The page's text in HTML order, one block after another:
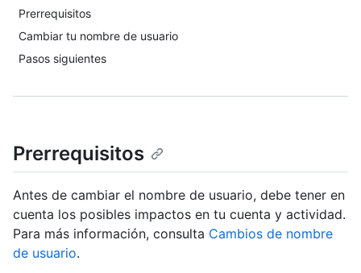
Prerrequisitos
Cambiar tu nombre de usuario
Pasos siguientes
Prerrequisitos
Antes de cambiar el nombre de usuario, debe tener en
cuenta los posibles impactos en tu cuenta y actividad.
Para más información, consulta Cambios de nombre
de usuario.